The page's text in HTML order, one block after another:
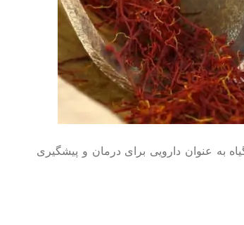
به عنوان دارویی برای درمان و پیشگیری